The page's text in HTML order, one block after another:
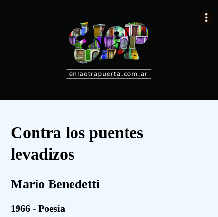
Contra los puentes
levadizos
Mario Benedetti
1966 - Poesía